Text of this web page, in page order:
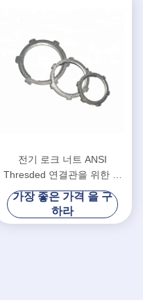
전기 로크 너트 ANSI
Thresded 연결관을 위한 엄
밀한 도관 이음쇠
가장 좋은 가격 을 구
하라